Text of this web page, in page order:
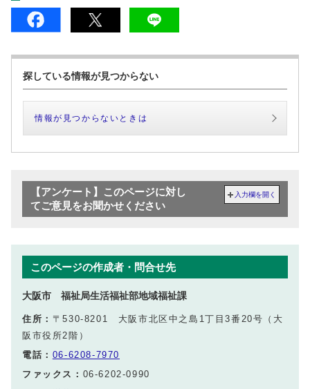
探している情報が見つからない
情報が見つからないときは
【アンケート】このページに対し
てご意見をお聞かせください
入力欄を開く
このページの作成者・問合せ先
大阪市 福祉局生活福祉部地域福祉課
住所： 〒530-8201 大阪市北区中之島1丁目3番20号（大
阪市役所2階）
電話： 06-6208-7970
ファックス： 06-6202-0990